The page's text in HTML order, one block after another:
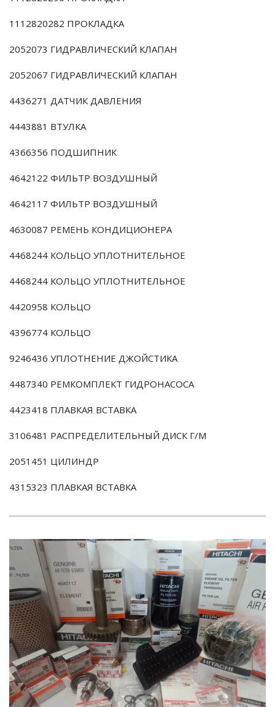
1112820282 ПРОКЛАДКА
2052073 ГИДРАВЛИЧЕСКИЙ КЛАПАН
2052067 ГИДРАВЛИЧЕСКИЙ КЛАПАН
4436271 ДАТЧИК ДАВЛЕНИЯ
4443881 ВТУЛКА
4366356 ПОДШИПНИК
4642122 ФИЛЬТР ВОЗДУШНЫЙ
4642117 ФИЛЬТР ВОЗДУШНЫЙ
4630087 РЕМЕНЬ КОНДИЦИОНЕРА
4468244 КОЛЬЦО УПЛОТНИТЕЛЬНОЕ
4468244 КОЛЬЦО УПЛОТНИТЕЛЬНОЕ
4420958 КОЛЬЦО
4396774 КОЛЬЦО
9246436 УПЛОТНЕНИЕ ДЖОЙСТИКА
4487340 РЕМКОМПЛЕКТ ГИДРОНАСОСА
4423418 ПЛАВКАЯ ВСТАВКА
3106481 РАСПРЕДЕЛИТЕЛЬНЫЙ ДИСК Г/М
2051451 ЦИЛИНДР
4315323 ПЛАВКАЯ ВСТАВКА